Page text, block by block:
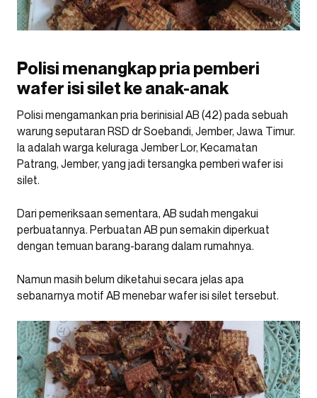
Polisi menangkap pria pemberi
wafer isi silet ke anak-anak
Polisi mengamankan pria berinisial AB (42) pada sebuah
warung seputaran RSD dr Soebandi, Jember, Jawa Timur.
Ia adalah warga keluraga Jember Lor, Kecamatan
Patrang, Jember, yang jadi tersangka pemberi wafer isi
silet.
Dari pemeriksaan sementara, AB sudah mengakui
perbuatannya. Perbuatan AB pun semakin diperkuat
dengan temuan barang-barang dalam rumahnya.
Namun masih belum diketahui secara jelas apa
sebanarnya motif AB menebar wafer isi silet tersebut.